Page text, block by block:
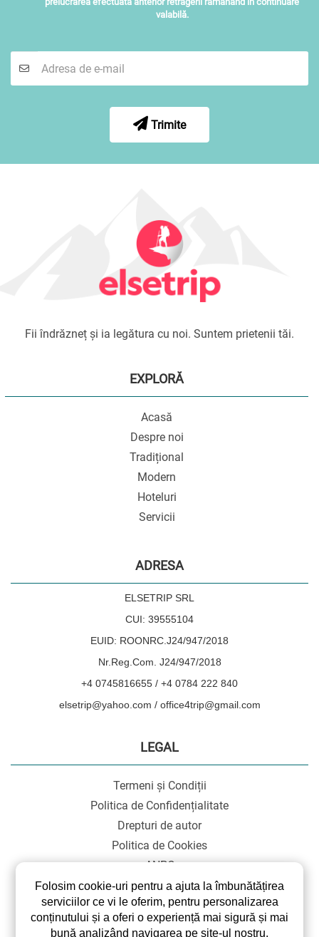
valabilă.
Trimite
Fii îndrăzneț și ia legătura cu noi. Suntem prietenii tăi.
EXPLORĂ
Acasă
Despre noi
Tradițional
Modern
Hoteluri
Servicii
ADRESA
ELSETRIP SRL
CUI: 39555104
EUID: ROONRC.J24/947/2018
Nr.Reg.Com. J24/947/2018
+4 0745816655 / +4 0784 222 840
elsetrip@yahoo.com / office4trip@gmail.com
LEGAL
Termeni și Condiții
Politica de Confidențialitate
Drepturi de autor
Politica de Cookies
ANPC
SOL
Folosim cookie-uri pentru a ajuta la îmbunătățirea
serviciilor ce vi le oferim, pentru personalizarea
conținutului și a oferi o experiență mai sigură și mai
bună analizând navigarea pe site-ul nostru.